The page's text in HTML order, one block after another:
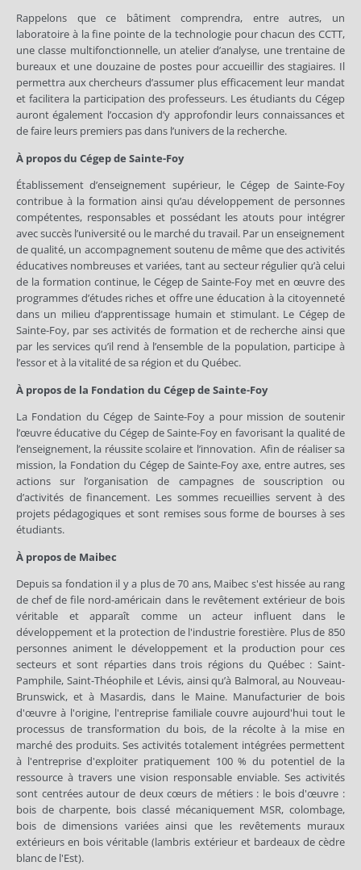
Rappelons que ce bâtiment comprendra, entre autres, un
laboratoire à la fine pointe de la technologie pour chacun des CCTT,
une classe multifonctionnelle, un atelier d’analyse, une trentaine de
bureaux et une douzaine de postes pour accueillir des stagiaires. Il
permettra aux chercheurs d’assumer plus efficacement leur mandat
et facilitera la participation des professeurs. Les étudiants du Cégep
auront également l’occasion d’y approfondir leurs connaissances et
de faire leurs premiers pas dans l’univers de la recherche.
À propos du Cégep de Sainte-Foy
Établissement d’enseignement supérieur, le Cégep de Sainte-Foy
contribue à la formation ainsi qu’au développement de personnes
compétentes, responsables et possédant les atouts pour intégrer
avec succès l’université ou le marché du travail. Par un enseignement
de qualité, un accompagnement soutenu de même que des activités
éducatives nombreuses et variées, tant au secteur régulier qu’à celui
de la formation continue, le Cégep de Sainte-Foy met en œuvre des
programmes d’études riches et offre une éducation à la citoyenneté
dans un milieu d’apprentissage humain et stimulant. Le Cégep de
Sainte-Foy, par ses activités de formation et de recherche ainsi que
par les services qu’il rend à l’ensemble de la population, participe à
l’essor et à la vitalité de sa région et du Québec.
À propos de la Fondation du Cégep de Sainte-Foy
La Fondation du Cégep de Sainte-Foy a pour mission de soutenir
l’œuvre éducative du Cégep de Sainte-Foy en favorisant la qualité de
l’enseignement, la réussite scolaire et l’innovation. Afin de réaliser sa
mission, la Fondation du Cégep de Sainte-Foy axe, entre autres, ses
actions sur l’organisation de campagnes de souscription ou
d’activités de financement. Les sommes recueillies servent à des
projets pédagogiques et sont remises sous forme de bourses à ses
étudiants.
À propos de Maibec
Depuis sa fondation il y a plus de 70 ans, Maibec s'est hissée au rang
de chef de file nord-américain dans le revêtement extérieur de bois
véritable et apparaît comme un acteur influent dans le
développement et la protection de l'industrie forestière. Plus de 850
personnes animent le développement et la production pour ces
secteurs et sont réparties dans trois régions du Québec : Saint-
Pamphile, Saint-Théophile et Lévis, ainsi qu’à Balmoral, au Nouveau-
Brunswick, et à Masardis, dans le Maine. Manufacturier de bois
d'œuvre à l'origine, l'entreprise familiale couvre aujourd'hui tout le
processus de transformation du bois, de la récolte à la mise en
marché des produits. Ses activités totalement intégrées permettent
à l'entreprise d'exploiter pratiquement 100 % du potentiel de la
ressource à travers une vision responsable enviable. Ses activités
sont centrées autour de deux cœurs de métiers : le bois d'œuvre :
bois de charpente, bois classé mécaniquement MSR, colombage,
bois de dimensions variées ainsi que les revêtements muraux
extérieurs en bois véritable (lambris extérieur et bardeaux de cèdre
blanc de l'Est).